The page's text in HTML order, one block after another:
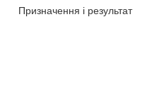
Призначення і результат